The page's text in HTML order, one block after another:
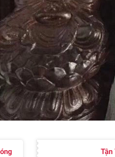
Tận